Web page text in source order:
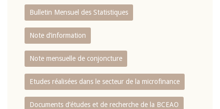
Bulletin Mensuel des Statistiques
Note d’information
Note mensuelle de conjoncture
Etudes réalisées dans le secteur de la microfinance
Documents d’études et de recherche de la BCEAO